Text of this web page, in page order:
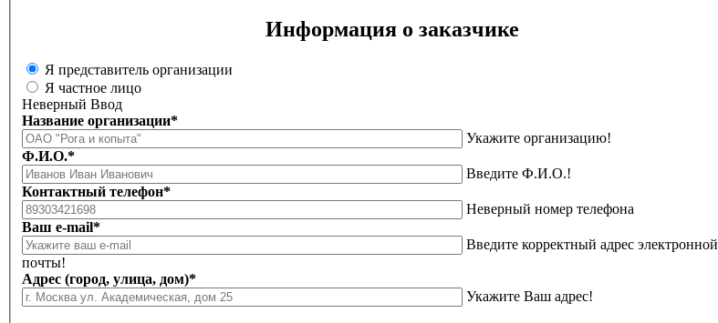
Информация о заказчике
Я представитель организации
Я частное лицо
Неверный Ввод
Название организации*
Укажите организацию!
Ф.И.О.*
Введите Ф.И.О.!
Контактный телефон*
Неверный номер телефона
Ваш e-mail*
Введите корректный адрес электронной
почты!
Адрес (город, улица, дом)*
Укажите Ваш адрес!